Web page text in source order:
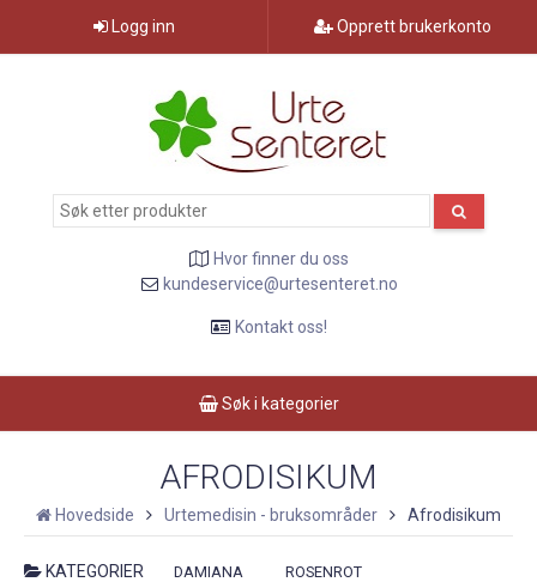
Logg inn Opprett brukerkonto
Hvor finner du oss
kundeservice@urtesenteret.no
Kontakt oss!
Søk i kategorier
AFRODISIKUM
Hovedside Urtemedisin - bruksområder Afrodisikum
KATEGORIER DAMIANA ROSENROT